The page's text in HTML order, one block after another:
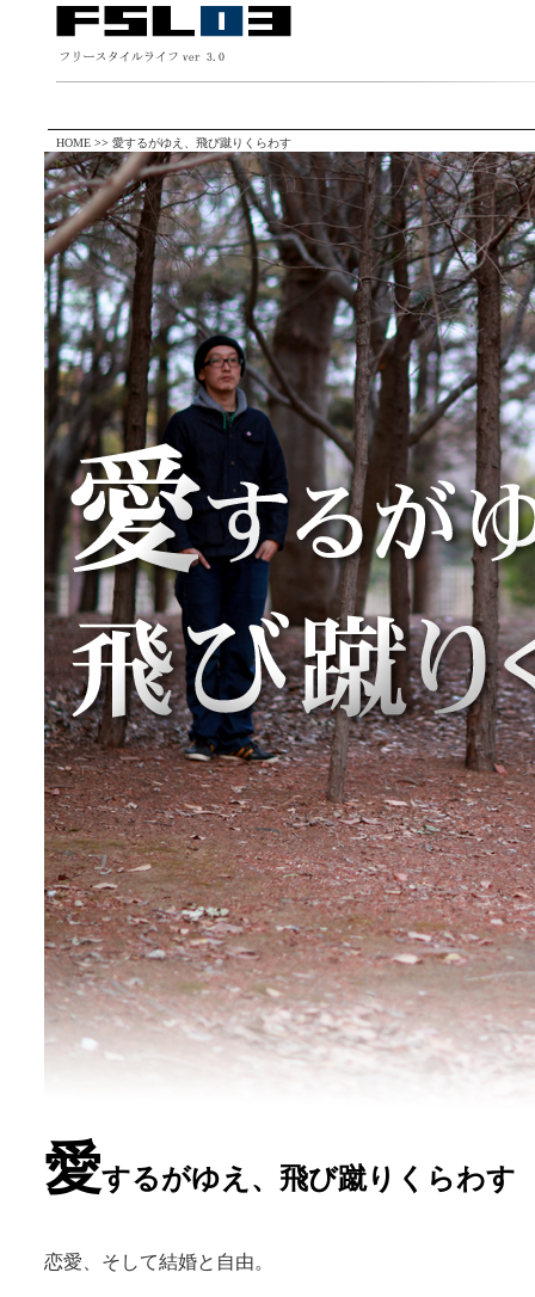
HOME >> 愛するがゆえ、飛び蹴りくらわす
愛するがゆえ、飛び蹴りくらわす
恋愛、そして結婚と自由。